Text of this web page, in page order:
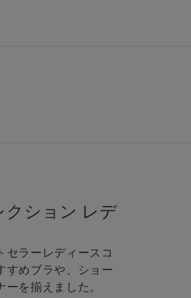
クション レデ
セラーレディースコ
すめブラや、ショー
を揃えました。